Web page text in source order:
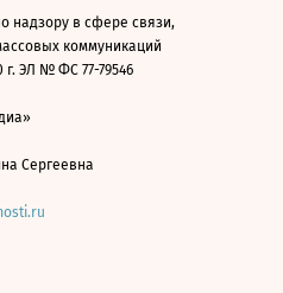
надзору в сфере связи,
коммуникаций
г. ЭЛ № ФС 77-79546
Сергеевна